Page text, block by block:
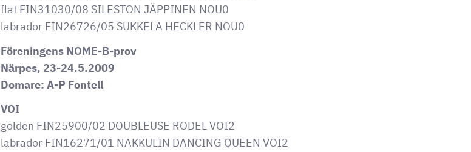
flat FIN31030/08 SILESTON JÄPPINEN NOU0
labrador FIN26726/05 SUKKELA HECKLER NOU0
Föreningens NOME-B-prov
Närpes, 23-24.5.2009
Domare: A-P Fontell
VOI
golden FIN25900/02 DOUBLEUSE RODEL VOI2
labrador FIN16271/01 NAKKULIN DANCING QUEEN VOI2